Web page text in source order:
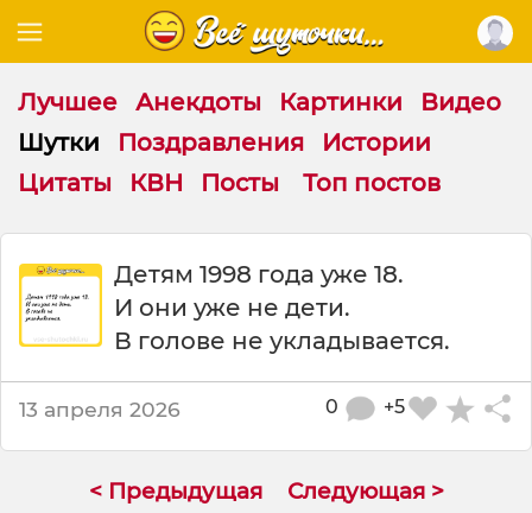
Лучшее Анекдоты Картинки
Видео
Шутки
Поздравления
Истории
Цитаты
КВН Посты Топ постов
:
Детям 1998 года уже 18.
И они уже не дети.
В голове не укладывается.
13 апреля 2026 +5
0
< Предыдущая Следующая >